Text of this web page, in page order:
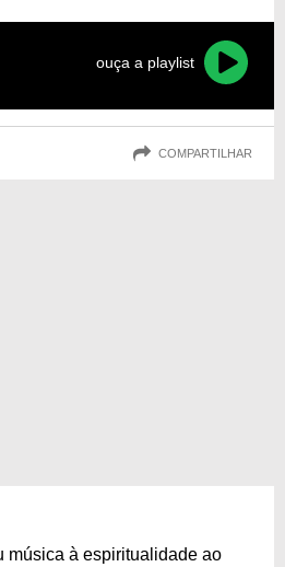
ouça a playlist
COMPARTILHAR
música à espiritualidade ao